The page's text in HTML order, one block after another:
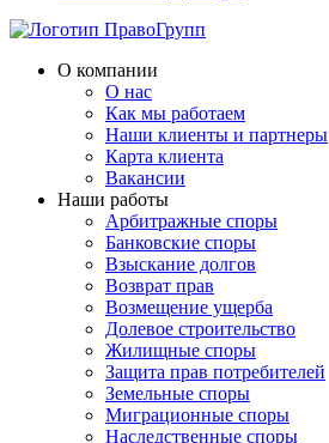
О компании
О нас
Как мы работаем
Наши клиенты и партнеры
Карта клиента
Вакансии
Наши работы
Арбитражные споры
Банковские споры
Взыскание долгов
Возврат прав
Возмещение ущерба
Долевое строительство
Жилищные споры
Защита прав потребителей
Земельные споры
Миграционные споры
Наследственные споры